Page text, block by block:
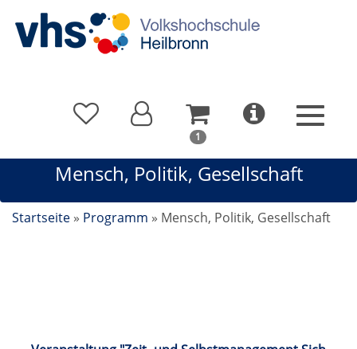
1 In
Warenkorb
sich
1
Mensch, Politik, Gesellschaft
Startseite » Programm » Mensch, Politik, Gesellschaft